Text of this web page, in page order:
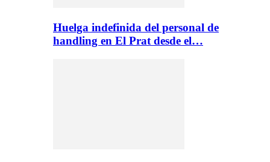
Huelga indefinida del personal de
handling en El Prat desde el…